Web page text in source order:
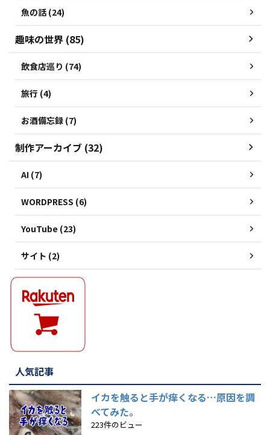
魚の話 (24)
趣味の世界 (85)
飲食店巡り (74)
旅行 (4)
お酒備忘録 (7)
制作アーカイブ (32)
AI (7)
WORDPRESS (6)
YouTube (23)
サイト (2)
人気記事
イカを触ると手が痒くなる…原因を調
べてみた。
223件のビュー